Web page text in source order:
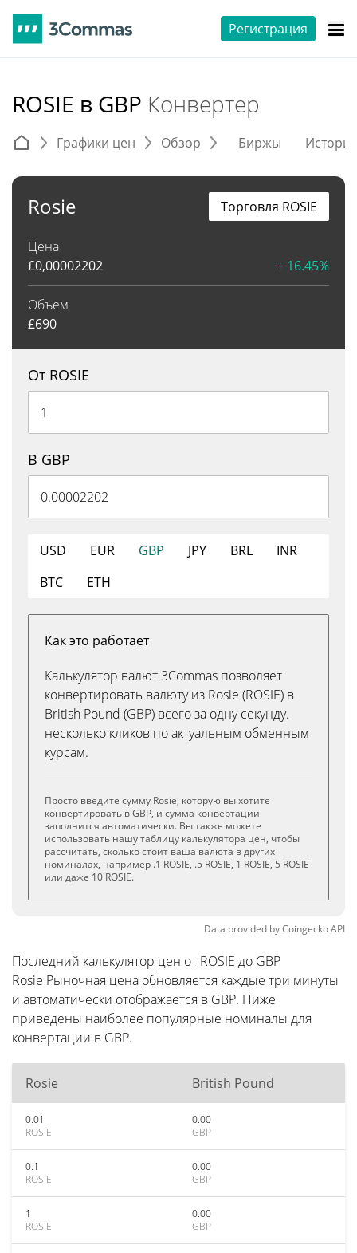
Регистрация
ROSIE в GBP Конвертер
Графики цен Обзор Биржы
Rosie
Цена
£0,00002202 + 16.45%
Объем
£690
Торговля ROSIE
От ROSIE
В GBP
USD EUR GBP JPY BRL
INR
BTC
ETH
Как это работает
Калькулятор валют 3Commas позволяет
конвертировать валюту из Rosie (ROSIE) в
British Pound (GBP) всего за одну секунду.
несколько кликов по актуальным обменным
курсам.
Просто введите сумму Rosie, которую вы хотите
конвертировать в GBP, и сумма конвертации
заполнится автоматически. Вы также можете
использовать нашу таблицу калькулятора цен, чтобы
рассчитать, сколько стоит ваша валюта в других
номиналах, например .1 ROSIE, .5 ROSIE, 1 ROSIE, 5 ROSIE
или даже 10 ROSIE.
Data provided byCoingeckoAPI
Последний калькулятор цен от ROSIE до GBP
Rosie Рыночная цена обновляется каждые три минуты
и автоматически отображается в GBP. Ниже
приведены наиболее популярные номиналы для
конвертации в GBP.
Rosie British Pound
0.01
ROSIE
0.00
GBP
0.1
ROSIE
0.00
GBP
1
ROSIE
0.00
GBP